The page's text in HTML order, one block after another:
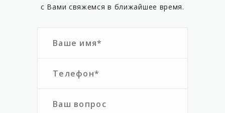
с Вами свяжемся в ближайшее время.